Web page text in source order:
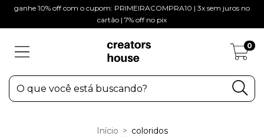
ganhe 10% off com o cupom: PRIMEIRACOMPRA10 | 3x sem juros no
cartão | 7% off no pix
0
Início > coloridos